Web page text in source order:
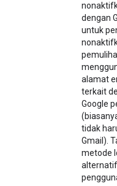
dengan
untuk
alamat
terkait
Google
tidak
Gmail).
metode